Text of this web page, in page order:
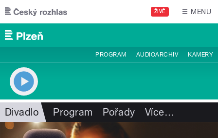
Přejít k hlavnímu obsahu
ŽIVĚ MENU
PROGRAM AUDIOARCHIV KAMERY
Divadlo Program Pořady Více…